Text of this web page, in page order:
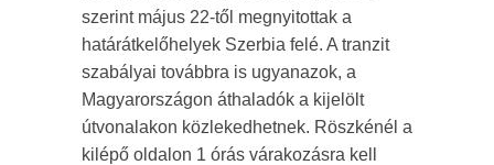
szerint május 22-től megnyitottak a
határátkelőhelyek Szerbia felé. A tranzit
szabályai továbbra is ugyanazok, a
Magyarországon áthaladók a kijelölt
útvonalakon közlekedhetnek. Röszkénél a
kilépő oldalon 1 órás várakozásra kell